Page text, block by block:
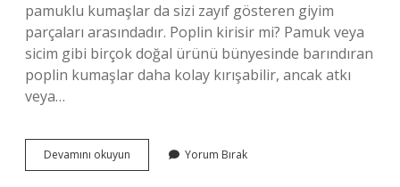
pamuklu kumaşlar da sizi zayıf gösteren giyim
parçaları arasındadır. Poplin kirisir mi? Pamuk veya
sicim gibi birçok doğal ürünü bünyesinde barındıran
poplin kumaşlar daha kolay kırışabilir, ancak atkı
veya…
Devamını okuyun
Kumaş
Yorum Bırak